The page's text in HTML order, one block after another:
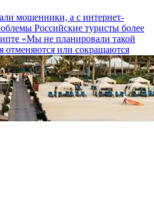
мошенники, а с интернет-
Российские туристы более
«Мы не планировали такой
отменяются или сокращаются